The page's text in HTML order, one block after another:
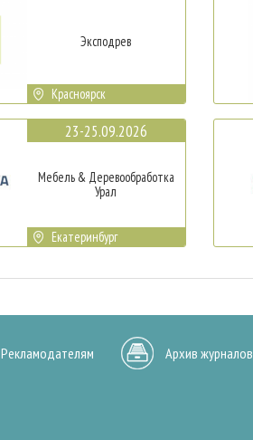
Эксподрев
Красноярск
23-25.09.2026
Мебель & Деревообработка
Урал
Екатеринбург
Рекламодателям Архив журналов